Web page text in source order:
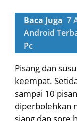
Baca Juga 7
Android
Pc
Pisang dan
keempat.
sampai 10
diperbolehkan
siang dan sore